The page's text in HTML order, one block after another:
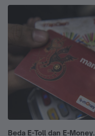
Beda E-Toll dan E-Money.